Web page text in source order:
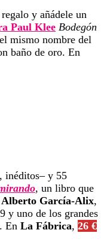
y añádele un
Paul Klee Bodegón
mismo nombre del
baño de oro. En
inéditos– y 55
, un libro que
Alberto García-Alix,
y uno de los grandes
En La Fábrica, 26 €